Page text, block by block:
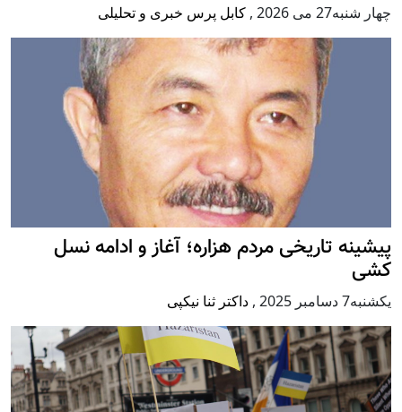
چهار شنبه27 می 2026 , کابل پرس خبری و تحلیلی
پيشينه تاريخی مردم هزاره؛ آغاز و ادامه نسل
کشی
يكشنبه7 دسامبر 2025 , داکتر ثنا نیکپی